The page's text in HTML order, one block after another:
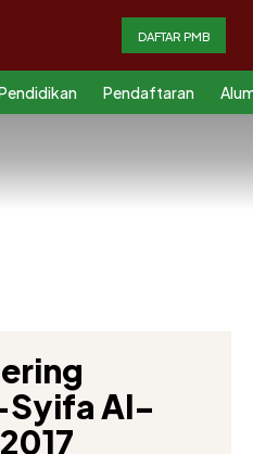
DAFTAR PMB
Pendaftaran
Syifa Al-